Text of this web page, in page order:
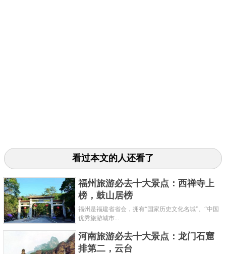
文字清晰，边廓整齐，品相完美，通体老坑传世古色，为先
秦货币中著名珍品。清嘉道间金石学家张廷济、近代收藏家
张叔驯递藏，流传有绪，拓本见载于几乎所有古钱币重要著
作，征集自海外资深收藏家族，极为珍稀。2012年10月23
日，在北京诚轩拍卖，起拍价80万元人民币，最终以以368万
看过本文的人还看了
福州旅游必去十大景点：西禅寺上
榜，鼓山居榜
福州是福建省省会，拥有“国家历史文化名城”、“中国
优秀旅游城市...
河南旅游必去十大景点：龙门石窟
排第二，云台